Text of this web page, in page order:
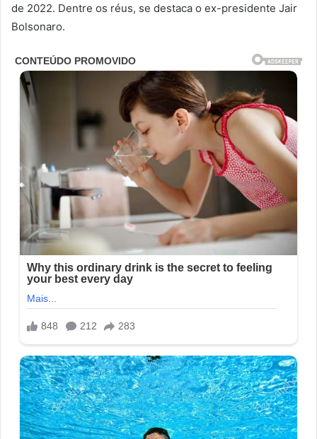
de 2022. Dentre os réus, se destaca o ex-presidente Jair
Bolsonaro.